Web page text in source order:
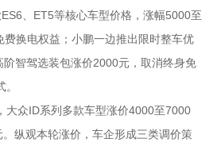
、ET5等核心车型价格，涨幅5000至
换电权益；小鹏一边推出限时整车优
智驾选装包涨价2000元，取消终身免
大众ID系列多款车型涨价4000至7000
纵观本轮涨价，车企形成三类调价策